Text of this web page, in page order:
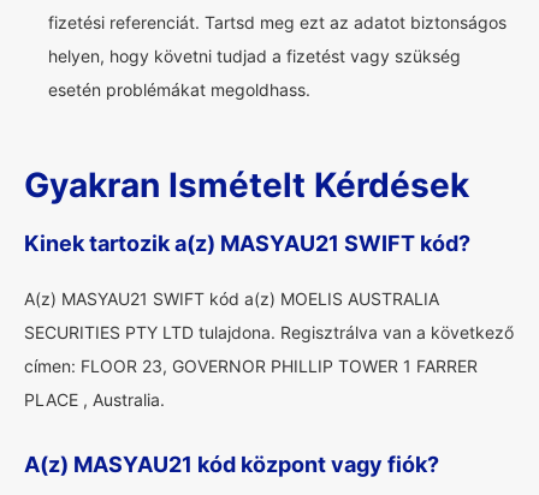
fizetési referenciát. Tartsd meg ezt az adatot biztonságos
helyen, hogy követni tudjad a fizetést vagy szükség
esetén problémákat megoldhass.
Gyakran Ismételt Kérdések
Kinek tartozik a(z) MASYAU21 SWIFT kód?
A(z) MASYAU21 SWIFT kód a(z) MOELIS AUSTRALIA
SECURITIES PTY LTD tulajdona. Regisztrálva van a következő
címen: FLOOR 23, GOVERNOR PHILLIP TOWER 1 FARRER
PLACE , Australia.
A(z) MASYAU21 kód központ vagy fiók?